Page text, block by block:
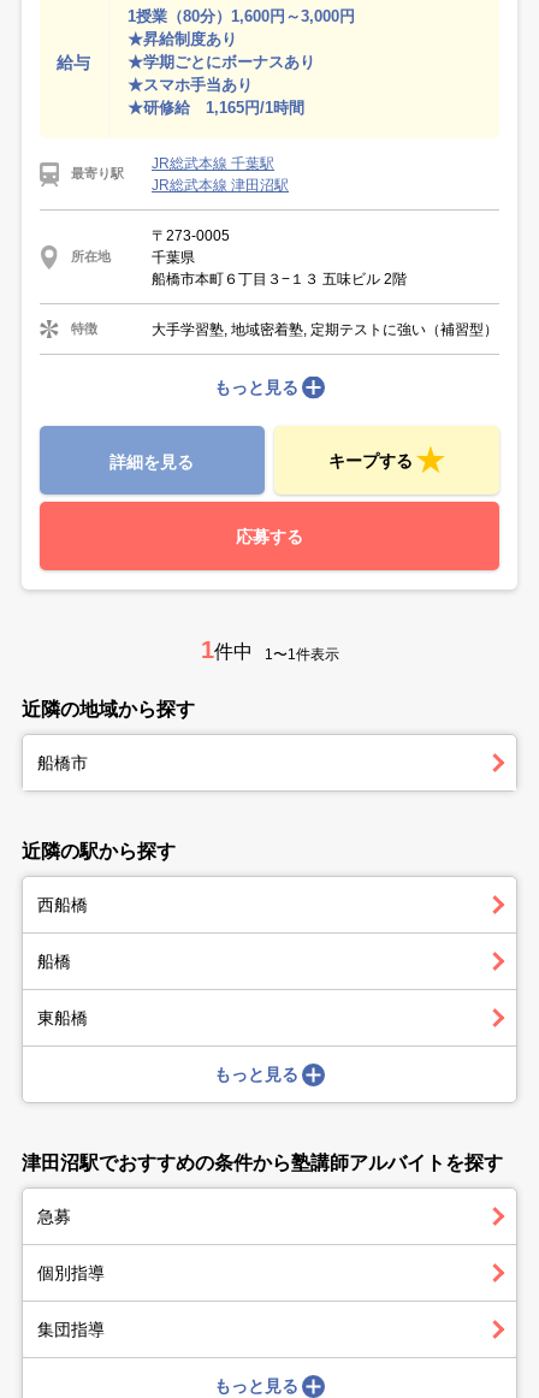
給与
1授業（80分）1,600円～3,000円
★昇給制度あり
★学期ごとにボーナスあり
★スマホ手当あり
★研修給 1,165円/1時間
最寄り駅
JR総武本線 千葉駅
JR総武本線 津田沼駅
所在地
〒273-0005
千葉県
船橋市本町６丁目３−１３ 五味ビル 2階
特徴 大手学習塾, 地域密着塾, 定期テストに強い（補習型）
もっと見る
詳細を見る キープする
応募する
1件中 1〜1件表示
近隣の地域から探す
船橋市
近隣の駅から探す
西船橋
船橋
東船橋
もっと見る
津田沼駅でおすすめの条件から塾講師アルバイトを探す
急募
個別指導
集団指導
もっと見る